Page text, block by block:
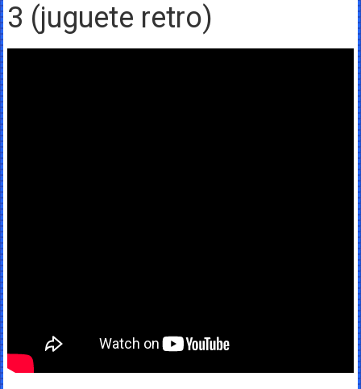
3 (juguete retro)